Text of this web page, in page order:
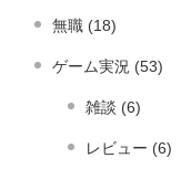
無職 (18)
ゲーム実況 (53)
雑談 (6)
レビュー (6)